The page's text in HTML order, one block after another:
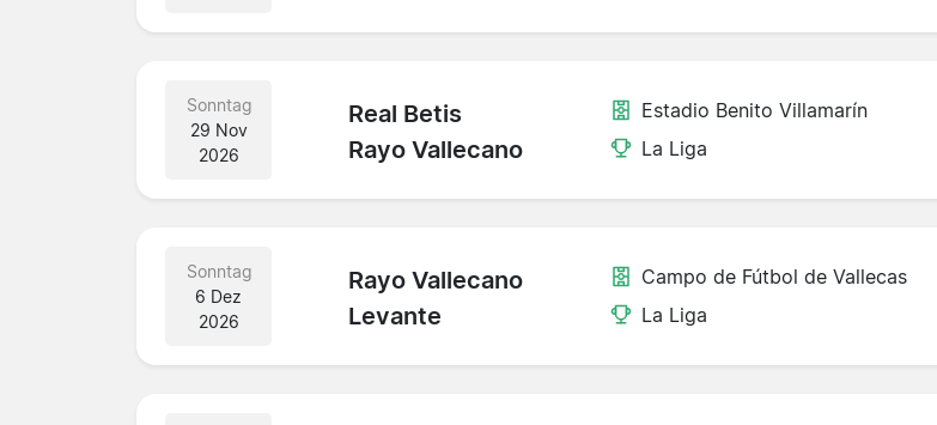
Sonntag
29 Nov
2026
Real Betis
Rayo Vallecano
Estadio Benito Villamarín
La Liga
Sonntag
6 Dez
2026
Rayo Vallecano
Levante
Campo de Fútbol de Vallecas
La Liga